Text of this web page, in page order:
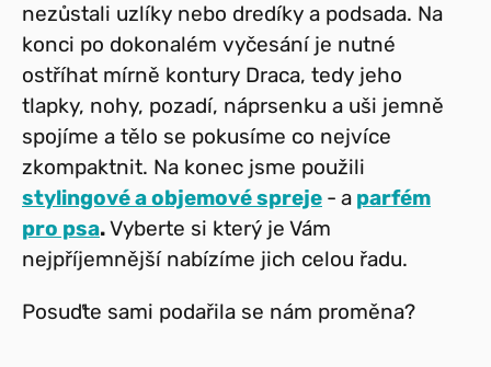
nezůstali uzlíky nebo dredíky a podsada. Na
konci po dokonalém vyčesání je nutné
ostříhat mírně kontury Draca, tedy jeho
tlapky, nohy, pozadí, náprsenku a uši jemně
spojíme a tělo se pokusíme co nejvíce
zkompaktnit. Na konec jsme použili
stylingové a objemové spreje - a parfém
pro psa.Vyberte si který je Vám
nejpříjemnější nabízíme jich celou řadu.
Posuďte sami podařila se nám proměna?